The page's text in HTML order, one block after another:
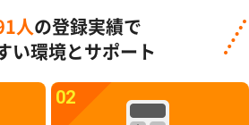
人 の登録実績で
い環境とサポート
02